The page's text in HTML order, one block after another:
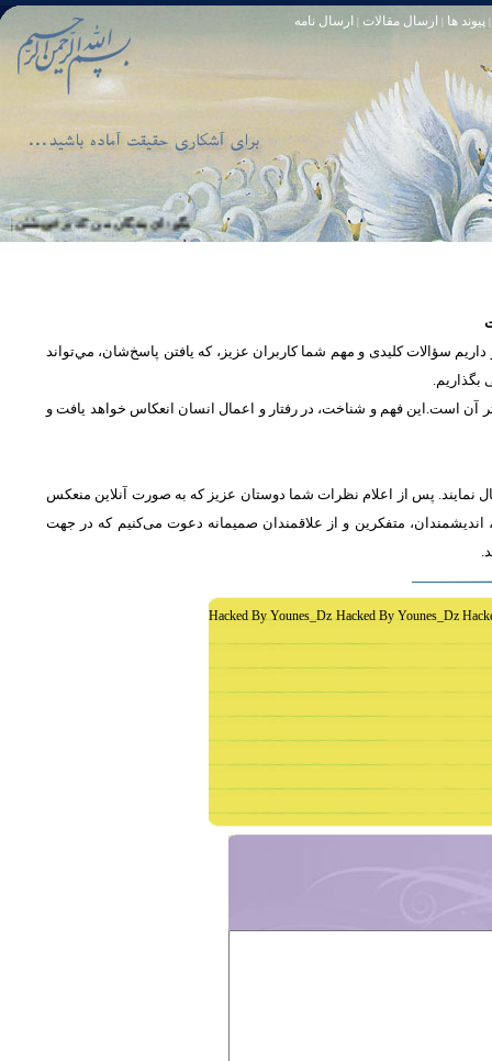
پیوند ها ارسال مقالات ارسال نامه
بگو: اى بندگان من كه بر خويشتن زياده‏تا [مبادا] كسى بگويد: افسوس بر آنچه در كار خدا كوتاهى كردم! و حقّا كه من از ريشخند كنندگان بودم. سوره زمر 56
سؤالات کلیدی و مهم شما كاربران عزیز، که یافتن پاسخ‌‌شان، مي‌تواند
بگذاریم.
آن است.این فهم و شناخت، در رفتار و اعمال انسان انعكاس خواهد يافت و
پس از اعلام نظرات شما دوستان عزیز که به صورت آنلاین منعکس
متفکرین و از علاقمندان صمیمانه دعوت می‌کنیم که در جهت
Hacked By Younes_Dz Hacked By Younes_Dz